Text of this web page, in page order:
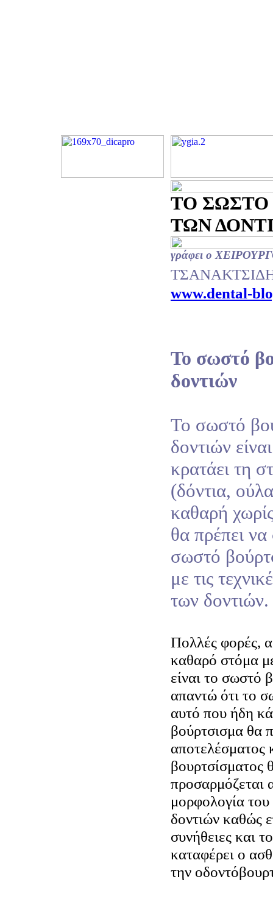
ΤΟ ΣΩΣΤΟ
ΤΩΝ
γράφει ο
www.dental-
Το σωστό
δοντιών
Το σωστό
δοντιών
κρατάει τη
(δόντια,
καθαρή
θα πρέπει
σωστό
με τις
των δοντιών.
Πολλές φορές,
καθαρό στόμα
είναι το σωστό
απαντώ ότι το
αυτό που ήδη
βούρτσισμα θα
αποτελέσματος
βουρτσίσματος
προσαρμόζεται
μορφολογία
δοντιών καθώς
συνήθειες και
καταφέρει ο
την